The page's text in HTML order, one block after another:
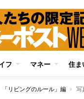
フ マネー 住ま
リビングのルール」編 写